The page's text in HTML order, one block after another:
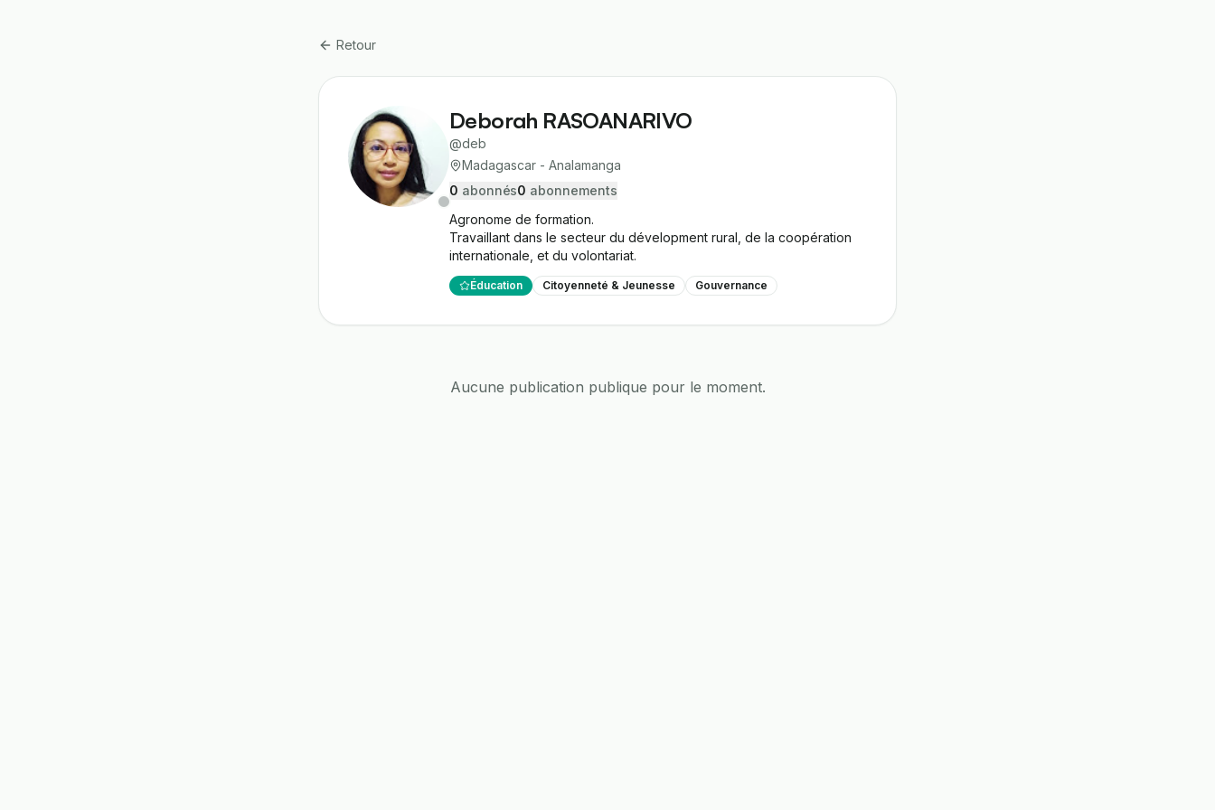
Retour
Deborah RASOANARIVO
@deb
Madagascar - Analamanga
0 abonnés0 abonnements
Agronome de formation.
Travaillant dans le secteur du dévelopment rural, de la coopération
internationale, et du volontariat.
Éducation Citoyenneté & Jeunesse Gouvernance
Aucune publication publique pour le moment.